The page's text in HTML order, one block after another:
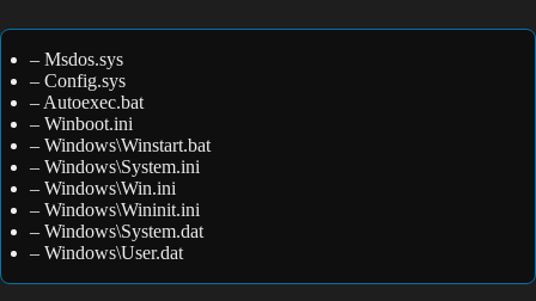
– Msdos.sys
– Config.sys
– Autoexec.bat
– Winboot.ini
– Windows\Winstart.bat
– Windows\System.ini
– Windows\Win.ini
– Windows\Wininit.ini
– Windows\System.dat
– Windows\User.dat